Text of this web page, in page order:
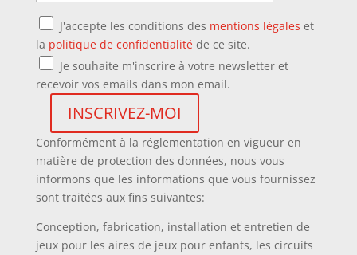
J'accepte les conditions des mentions légales et
la politique de confidentialitéde ce site.
Je souhaite m'inscrire à votre newsletter et
recevoir vos emails dans mon email.
Conformément à la réglementation en vigueur en
matière de protection des données, nous vous
informons que les informations que vous fournissez
sont traitées aux fins suivantes:
Conception, fabrication, installation et entretien de
jeux pour les aires de jeux pour enfants, les circuits